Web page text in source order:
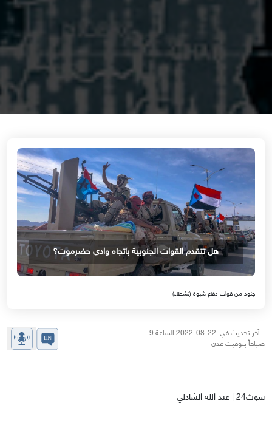
هل تتقدم القوات الجنوبية باتجاه وادي حضرموت؟
جنود من قوات دفاع شبوة (نشطاء)
آخر تحديث في: 22-08-2022 الساعة 9
صباحاً بتوقيت عدن
سوث24 | عبد الله الشادلي